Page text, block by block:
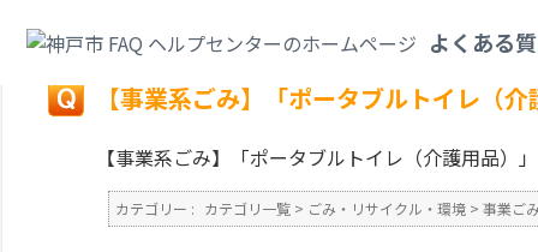
よくある
戻る
【事業系ごみ】「ポータブルトイレ（
【事業系ごみ】「ポータブルトイレ（介護用品）
カテゴリー : カテゴリ一覧 > ごみ・リサイクル・環境 > 事業ご